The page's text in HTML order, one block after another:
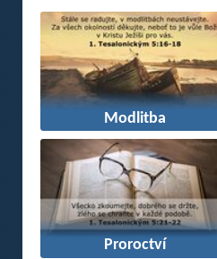
Modlitba
Proroctví